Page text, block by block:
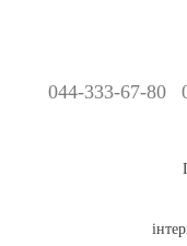
044-333-67-80